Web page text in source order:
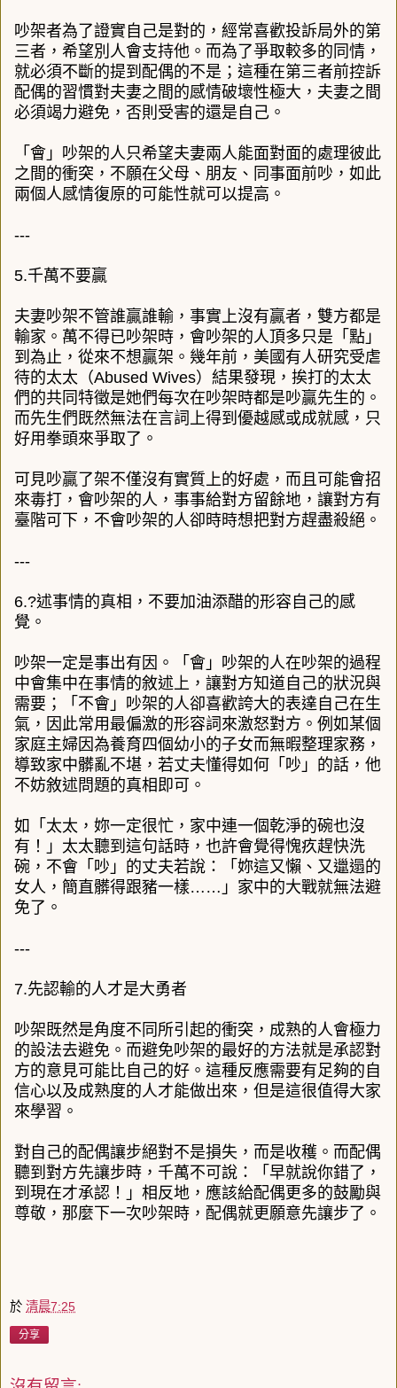
吵架者為了證實自己是對的，經常喜歡投訴局外的第
三者，希望別人會支持他。而為了爭取較多的同情，
就必須不斷的提到配偶的不是；這種在第三者前控訴
配偶的習慣對夫妻之間的感情破壞性極大，夫妻之間
必須竭力避免，否則受害的還是自己。
「會」吵架的人只希望夫妻兩人能面對面的處理彼此
之間的衝突，不願在父母、朋友、同事面前吵，如此
兩個人感情復原的可能性就可以提高。
---
5.千萬不要贏
夫妻吵架不管誰贏誰輸，事實上沒有贏者，雙方都是
輸家。萬不得已吵架時，會吵架的人頂多只是「點」
到為止，從來不想贏架。幾年前，美國有人研究受虐
待的太太（Abused Wives）結果發現，挨打的太太
們的共同特徵是她們每次在吵架時都是吵贏先生的。
而先生們既然無法在言詞上得到優越感或成就感，只
好用拳頭來爭取了。
可見吵贏了架不僅沒有實質上的好處，而且可能會招
來毒打，會吵架的人，事事給對方留餘地，讓對方有
臺階可下，不會吵架的人卻時時想把對方趕盡殺絕。
---
6.?述事情的真相，不要加油添醋的形容自己的感
覺。
吵架一定是事出有因。「會」吵架的人在吵架的過程
中會集中在事情的敘述上，讓對方知道自己的狀況與
需要；「不會」吵架的人卻喜歡誇大的表達自己在生
氣，因此常用最偏激的形容詞來激怒對方。例如某個
家庭主婦因為養育四個幼小的子女而無暇整理家務，
導致家中髒亂不堪，若丈夫懂得如何「吵」的話，他
不妨敘述問題的真相即可。
如「太太，妳一定很忙，家中連一個乾淨的碗也沒
有！」太太聽到這句話時，也許會覺得愧疚趕快洗
碗，不會「吵」的丈夫若說：「妳這又懶、又邋遢的
女人，簡直髒得跟豬一樣……」家中的大戰就無法避
免了。
---
7.先認輸的人才是大勇者
吵架既然是角度不同所引起的衝突，成熟的人會極力
的設法去避免。而避免吵架的最好的方法就是承認對
方的意見可能比自己的好。這種反應需要有足夠的自
信心以及成熟度的人才能做出來，但是這很值得大家
來學習。
對自己的配偶讓步絕對不是損失，而是收穫。而配偶
聽到對方先讓步時，千萬不可說：「早就說你錯了，
到現在才承認！」相反地，應該給配偶更多的鼓勵與
尊敬，那麼下一次吵架時，配偶就更願意先讓步了。
於 清晨7:25
分享